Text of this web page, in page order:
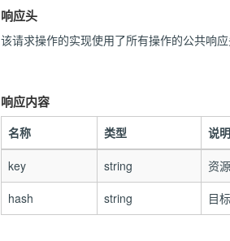
响应头
该请求操作的实现使用了所有操作的公共响
响应内容
名称 类型 说明
key string
资
hash
string 目